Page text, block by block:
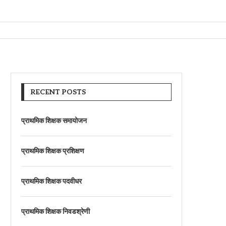
RECENT POSTS
प्राथमिक शिक्षक समायोजन
प्राथमिक शिक्षक प्रशिक्षण
प्राथमिक शिक्षक पदवीधर
प्राथमिक शिक्षक निवडश्रेणी